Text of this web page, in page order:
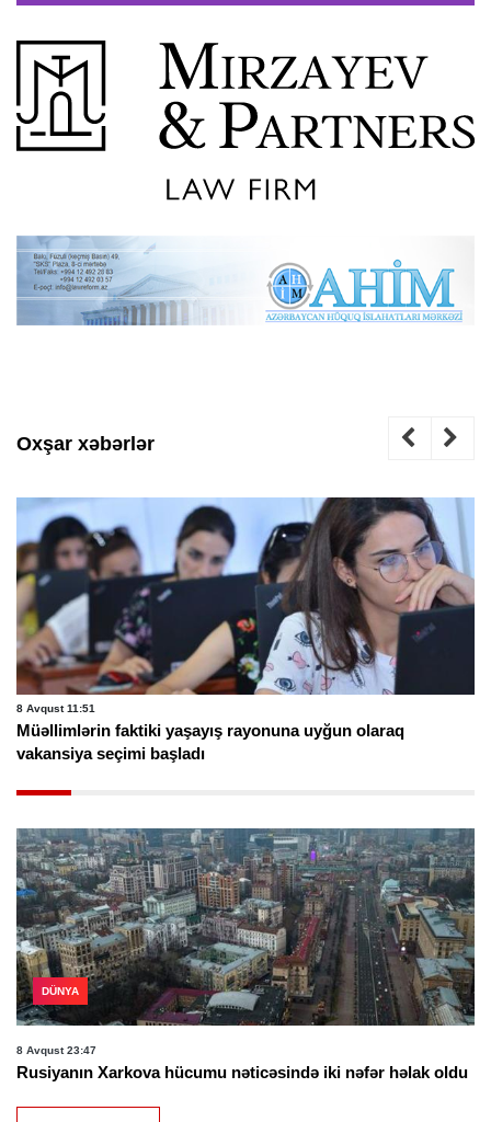
Oxşar xəbərlər
8 Avqust 11:51
Müəllimlərin faktiki yaşayış rayonuna uyğun olaraq
vakansiya seçimi başladı
DÜNYA
8 Avqust 23:47
Rusiyanın Xarkova hücumu nəticəsində iki nəfər həlak oldu